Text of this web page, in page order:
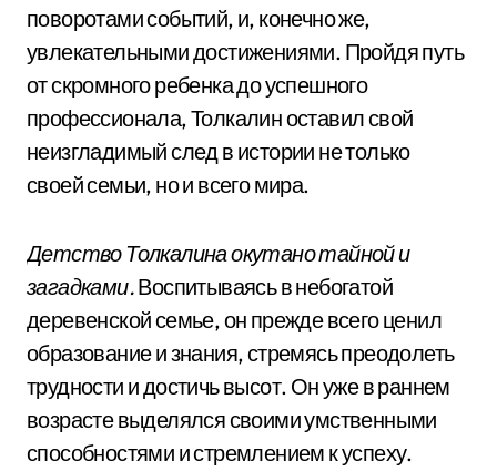
поворотами событий, и, конечно же,
увлекательными достижениями. Пройдя путь
от скромного ребенка до успешного
профессионала, Толкалин оставил свой
неизгладимый след в истории не только
своей семьи, но и всего мира.
Детство Толкалина окутано тайной и
загадками.Воспитываясь в небогатой
деревенской семье, он прежде всего ценил
образование и знания, стремясь преодолеть
трудности и достичь высот. Он уже в раннем
возрасте выделялся своими умственными
способностями и стремлением к успеху.